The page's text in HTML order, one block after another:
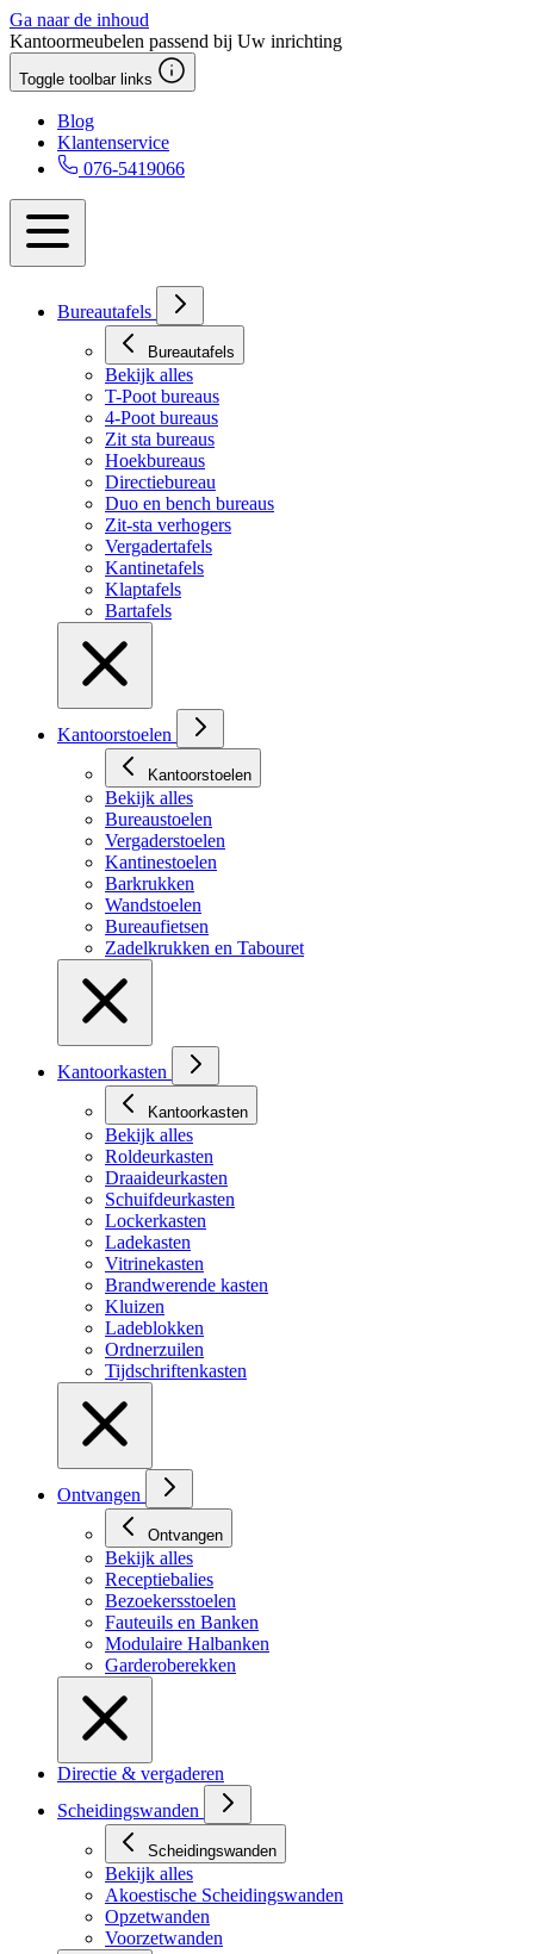
Ga naar de inhoud
Kantoormeubelen passend bij Uw inrichting
Toggle toolbar links
Blog
Klantenservice
076-5419066
Bureautafels
Bureautafels
Bekijk alles
T-Poot bureaus
4-Poot bureaus
Zit sta bureaus
Hoekbureaus
Directiebureau
Duo en bench bureaus
Zit-sta verhogers
Vergadertafels
Kantinetafels
Klaptafels
Bartafels
Kantoorstoelen
Kantoorstoelen
Bekijk alles
Bureaustoelen
Vergaderstoelen
Kantinestoelen
Barkrukken
Wandstoelen
Bureaufietsen
Zadelkrukken en Tabouret
Kantoorkasten
Kantoorkasten
Bekijk alles
Roldeurkasten
Draaideurkasten
Schuifdeurkasten
Lockerkasten
Ladekasten
Vitrinekasten
Brandwerende kasten
Kluizen
Ladeblokken
Ordnerzuilen
Tijdschriftenkasten
Ontvangen
Ontvangen
Bekijk alles
Receptiebalies
Bezoekersstoelen
Fauteuils en Banken
Modulaire Halbanken
Garderoberekken
Directie & vergaderen
Scheidingswanden
Scheidingswanden
Bekijk alles
Akoestische Scheidingswanden
Opzetwanden
Voorzetwanden